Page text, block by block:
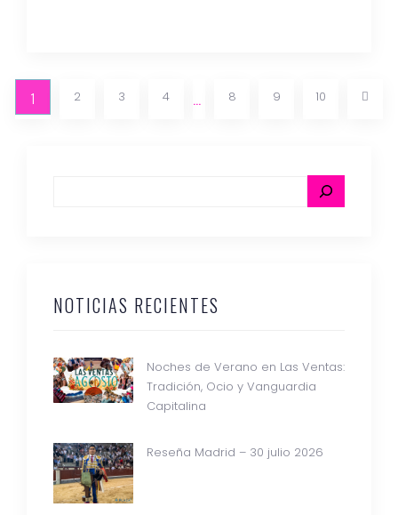
1 2 3 4 … 8 9 10
NOTICIAS RECIENTES
Noches de Verano en Las Ventas:
Tradición, Ocio y Vanguardia
Capitalina
Reseña Madrid – 30 julio 2026